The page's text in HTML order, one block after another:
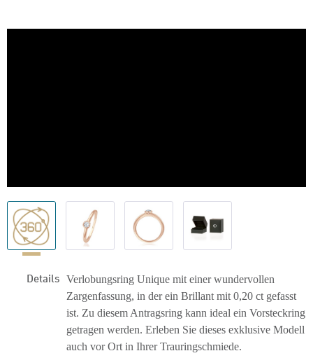
Details Verlobungsring Unique mit einer wundervollen
Zargenfassung, in der ein Brillant mit 0,20 ct gefasst
ist. Zu diesem Antragsring kann ideal ein Vorsteckring
getragen werden. Erleben Sie dieses exklusive Modell
auch vor Ort in Ihrer Trauringschmiede.